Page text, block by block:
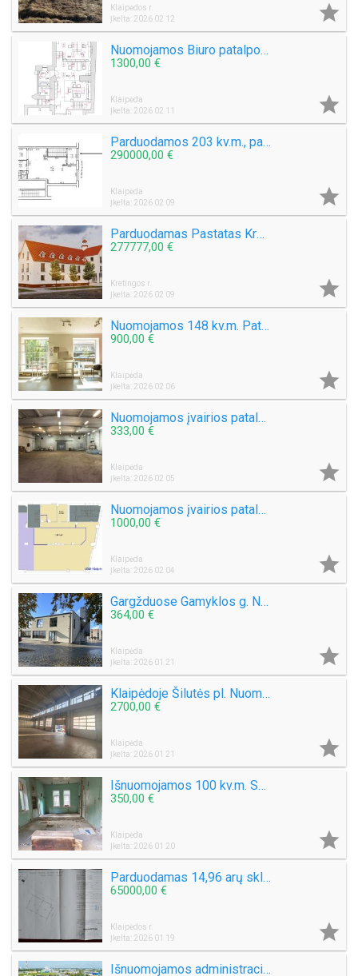
Klaipėdos r.
Įkelta: 2026 02 12

Nuomojamos Biuro patalpos centre Liepų g. Plotai 73,22 kv.m. 103,57 kv.m. 114,41 kv.m. 353,06 kv.m.
1300,00 €
Klaipėda
Įkelta: 2026 02 11

Parduodamos 203 kv.m., patalpos H.Manto g. Klaipėdoje
290000,00 €
Klaipėda
Įkelta: 2026 02 09

Parduodamas Pastatas Kretingos raj. Kurmaičių k. Yra Statybų Leidimas.
277777,00 €
Kretingos r.
Įkelta: 2026 02 09

Nuomojamos 148 kv.m. Patapos Tiltų g. Klaipėdoje
900,00 €
Klaipėda
Įkelta: 2026 02 06

Nuomojamos įvairios patalpos Klaipėdoje
333,00 €
Klaipėda
Įkelta: 2026 02 05

Nuomojamos įvairios patalpos centre Naujoji Uosto g. Klaipėda
1000,00 €
Klaipėda
Įkelta: 2026 02 04

Gargžduose Gamyklos g. Nuomojamos 52 kv.m, patalpos
364,00 €
Klaipėda
Įkelta: 2026 01 21

Klaipėdoje Šilutės pl. Nuomojamos 846 kv.m. ploto patalpos Sandėliavimui - Gamybai
2700,00 €
Klaipėda
Įkelta: 2026 01 21

Išnuomojamos 100 kv.m. Sandėliavimo patapos Giruliuose Vasarotojų g.
350,00 €
Klaipėda
Įkelta: 2026 01 20

Parduodamas 14,96 arų sklypas Eketės g. Radailiai šalia Eketės tvenkinio
65000,00 €
Klaipėdos r.
Įkelta: 2026 01 19

Išnuomojamos administracinės patalpos nuo 20 kv.m, iki 70 kv.m. Šilutės pl. 103 Klaipėda